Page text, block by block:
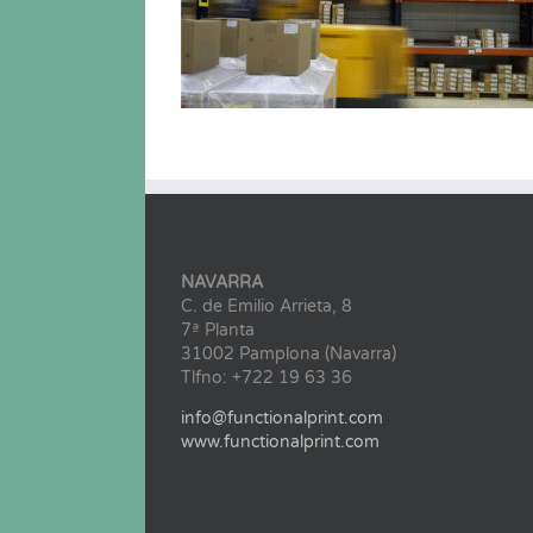
NAVARRA
C. de Emilio Arrieta, 8
7ª Planta
31002 Pamplona (Navarra)
Tlfno: +722 19 63 36
info@functionalprint.com
www.functionalprint.com